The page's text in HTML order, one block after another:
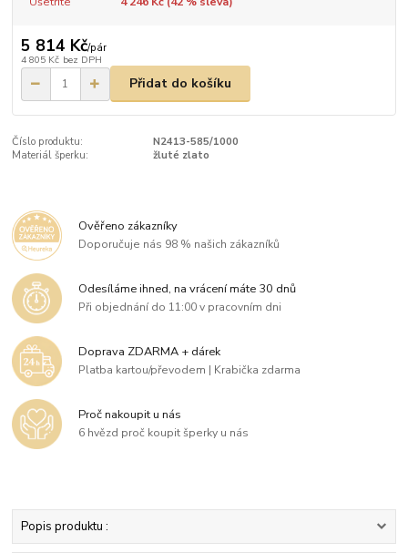
5 814 Kč/pár
4 805 Kč bez DPH
Přidat do košíku
Číslo produktu:
N2413-585/1000
Materiál šperku:
žluté zlato
Ověřeno zákazníky
Doporučuje nás 98 % našich zákazníků
Odesíláme ihned, na vrácení máte 30 dnů
Při objednání do 11:00 v pracovním dni
Doprava ZDARMA + dárek
Platba kartou/převodem | Krabička zdarma
Proč nakoupit u nás
6 hvězd proč koupit šperky u nás
Popis produktu :